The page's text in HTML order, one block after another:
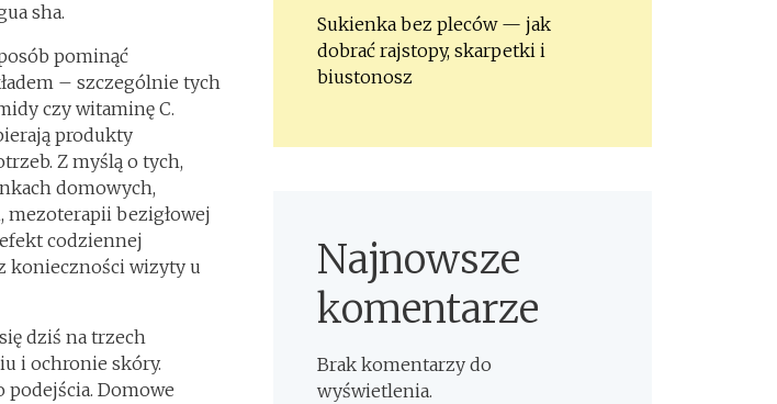
sha.
pominąć
– szczególnie tych
czy witaminę C.
produkty
Z myślą o tych,
domowych,
mezoterapii bezigłowej
codziennej
konieczności wizyty u
dziś na trzech
i ochronie skóry.
Domowe
Sukienka bez pleców — jak
dobrać rajstopy, skarpetki i
biustonosz
Najnowsze
komentarze
Brak komentarzy do
wyświetlenia.